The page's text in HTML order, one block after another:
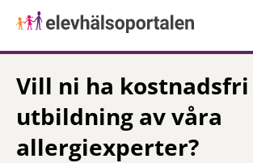
Vill ni ha kostnadsfri
utbildning av våra
allergiexperter?